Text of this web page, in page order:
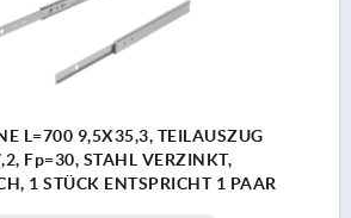
L=700 9,5X35,3, TEILAUSZUG
Fp=30, STAHL VERZINKT,
1 STÜCK ENTSPRICHT 1 PAAR